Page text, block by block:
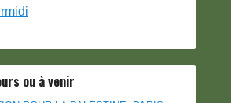
ou à venir